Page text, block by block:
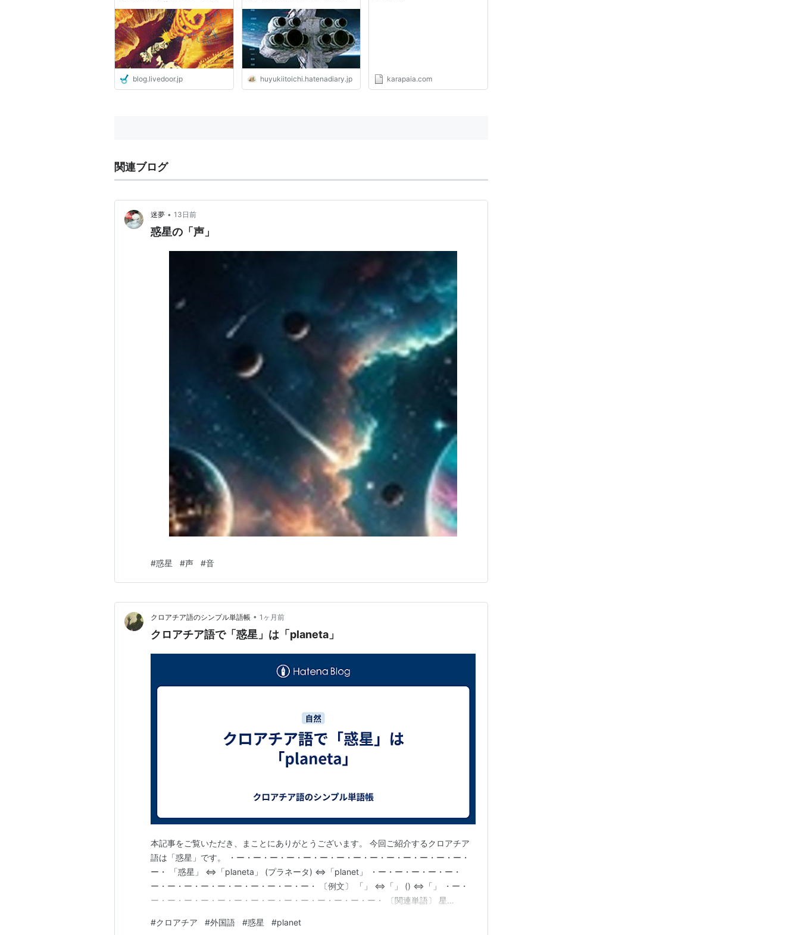
王星の8つとなり、冥王星は惑星から外れる。
太陽系の dwarf planetとSmall Solar System Bodies
惑星以外に、新しく「dwarf planet（準惑星）」という分類が設けられた。太陽系の準
惑星とは、以下の条件を満たす天体である。
衛星ではない
Solar System Bodies（太陽系小天体）と呼ばれることになった。
http://www.nao.ac.jp/nao_topics/data/000233.html
blog.livedoor.jp
探査機集合体』 - 基本読書
huyukiitoichi.hatenadiary.jp karapaia.com
関連ブログ
迷夢 • 13日前
惑星の「声」
#惑星 #声 #音
クロアチア語のシンプル単語帳 • 1ヶ月前
クロアチア語で「惑星」は「planeta」
本記事をご覧いただき、まことにありがとうございます。 今回ご紹介するクロアチア
語は「惑星」です。 ・ー・ー・ー・ー・ー・ー・ー・ー・ー・ー・ー・ー・ー・ー・
ー・ 「惑星」 ⇔「planeta」 (プラネータ) ⇔「planet」 ・ー・ー・ー・ー・ー・
ー・ー・ー・ー・ー・ー・ー・ー・ー・ー・ 〔例文〕 「」 ⇔「」 () ⇔「」 ・ー・
ー・ー・ー・ー・ー・ー・ー・ー・ー・ー・ー・ー・ー・ー・ 〔関連単語〕 星
ー・ー・ー・ー・ まだまだクロアチア語を覚える余裕のある方は、前後の記事や、 ま
#クロアチア #外国語 #惑星 #planet